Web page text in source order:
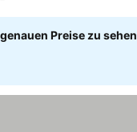
Preise zu sehen